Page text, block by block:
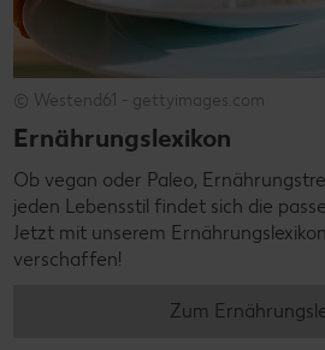
© Westend61 - gettyimages.com
Ernährungslexikon
Ob vegan oder Paleo,
jeden Lebensstil findet sich die
Jetzt mit unserem
verschaffen!
Zum